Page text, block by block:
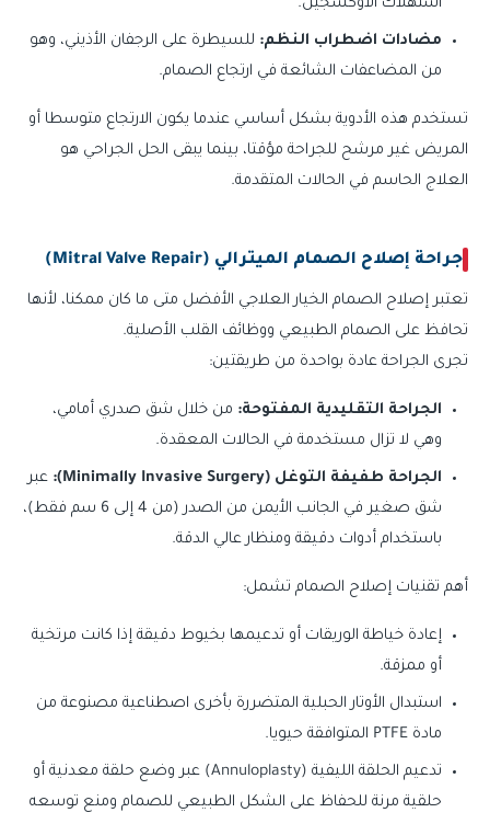
استهلاك الأوكسجين.
مضادات اضطراب النظم: للسيطرة على الرجفان الأذيني، وهو
من المضاعفات الشائعة في ارتجاع الصمام.
تستخدم هذه الأدوية بشكل أساسي عندما يكون الارتجاع متوسطا أو
المريض غير مرشح للجراحة مؤقتا، بينما يبقى الحل الجراحي هو
العلاج الحاسم في الحالات المتقدمة.
جراحة إصلاح الصمام الميترالي (Mitral Valve Repair)
تعتبر إصلاح الصمام الخيار العلاجي الأفضل متى ما كان ممكنا، لأنها
تحافظ على الصمام الطبيعي ووظائف القلب الأصلية.
تجرى الجراحة عادة بواحدة من طريقتين:
الجراحة التقليدية المفتوحة: من خلال شق صدري أمامي،
وهي لا تزال مستخدمة في الحالات المعقدة.
الجراحة طفيفة التوغل (Minimally Invasive Surgery):
عبر
شق صغير في الجانب الأيمن من الصدر (من 4 إلى 6 سم فقط)،
باستخدام أدوات دقيقة ومنظار عالي الدقة.
أهم تقنيات إصلاح الصمام تشمل:
إعادة خياطة الوريقات أو تدعيمها بخيوط دقيقة إذا كانت مرتخية
أو ممزقة.
استبدال الأوتار الحبلية المتضررة بأخرى اصطناعية مصنوعة من
مادة PTFE المتوافقة حيويا.
تدعيم الحلقة الليفية (Annuloplasty) عبر وضع حلقة معدنية أو
حلقية مرنة للحفاظ على الشكل الطبيعي للصمام ومنع توسعه